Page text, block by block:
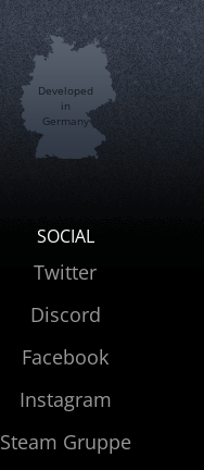
Developed
in
Germany
SOCIAL
Twitter
Discord
Facebook
Instagram
Steam Gruppe